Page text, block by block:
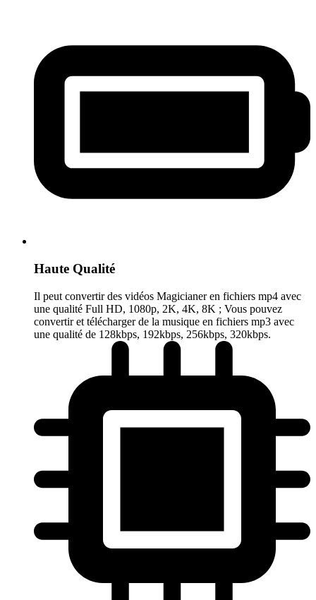
Haute Qualité
Il peut convertir des vidéos Magicianer en fichiers mp4 avec
une qualité Full HD, 1080p, 2K, 4K, 8K ; Vous pouvez
convertir et télécharger de la musique en fichiers mp3 avec
une qualité de 128kbps, 192kbps, 256kbps, 320kbps.